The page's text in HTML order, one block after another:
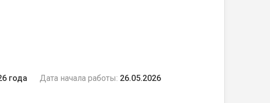
года Дата начала работы: 26.05.2026